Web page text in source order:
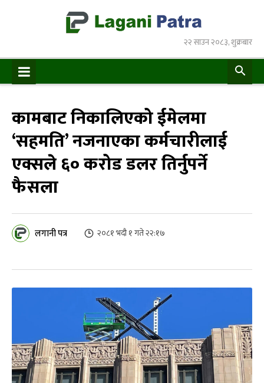
२२ साउन २०८३, शुक्रबार
कामबाट निकालिएको ईमेलमा
‘सहमति’ नजनाएका कर्मचारीलाई
एक्सले ६० करोड डलर तिर्नुपर्ने
फैसला
लगानी पत्र २०८१ भदौ १ गते २२:१७